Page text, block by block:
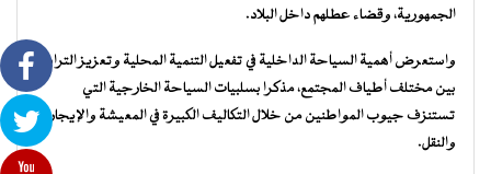
الجمهورية، وقضاء عطلهم داخل البلاد.
واستعرض أهمية السياحة الداخلية في تفعيل التنمية المحلية وتعزيز الترابط
بين مختلف أطياف المجتمع، مذكرا بسلبيات السياحة الخارجية التي
تستنزف جيوب المواطنين من خلال التكاليف الكبيرة في المعيشة والإيجار
والنقل.